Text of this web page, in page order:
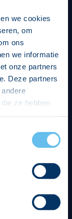
we cookies
om
ons
we informatie
onze partners
Deze partners
ze hebben
toestemming
pagina.